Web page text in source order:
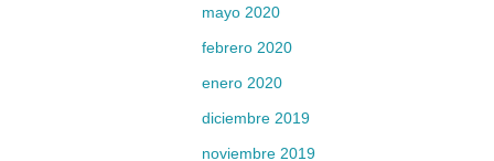
mayo 2020
febrero 2020
enero 2020
diciembre 2019
noviembre 2019